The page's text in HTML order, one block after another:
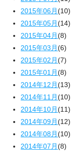
2015年06月(10)
2015年05月(14)
2015年04月(8)
2015年03月(6)
2015年02月(7)
2015年01月(8)
2014年12月(13)
2014年11月(10)
2014年10月(11)
2014年09月(12)
2014年08月(10)
2014年07月(8)